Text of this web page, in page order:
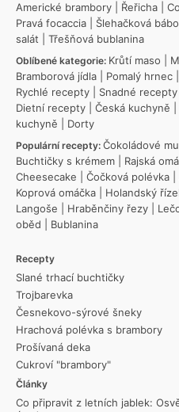
Americké brambory
Řeřicha
Pravá focaccia
Šlehačková
salát
Třešňová bublanina
Oblíbené kategorie: Krůtí maso
Bramborová jídla
Pomalý hrnec
Rychlé recepty
Snadné recepty
Dietní recepty
Česká kuchyně
kuchyně
Dorty
Populární recepty: Čokoládové
Buchtičky s krémem
Rajská
Cheesecake
Čočková polévka
Koprová omáčka
Holandský
Langoše
Hraběnčiny řezy
oběd
Bublanina
Recepty
Slané trhací buchtičky
Trojbarevka
Česnekovo-sýrové šneky
Hrachová polévka s brambory
Prošívaná deka
Cukroví "brambory"
Články
Co připravit z letních jablek: